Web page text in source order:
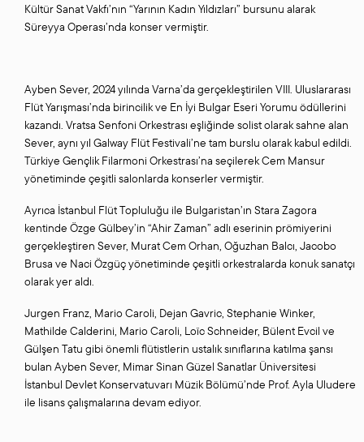
Kültür Sanat Vakfı’nın “Yarının Kadın Yıldızları” bursunu alarak
Süreyya Operası’nda konser vermiştir.
Ayben Sever, 2024 yılında Varna’da gerçekleştirilen VIII. Uluslararası
Flüt Yarışması’nda birincilik ve En İyi Bulgar Eseri Yorumu ödüllerini
kazandı. Vratsa Senfoni Orkestrası eşliğinde solist olarak sahne alan
Sever, aynı yıl Galway Flüt Festivali’ne tam burslu olarak kabul edildi.
Türkiye Gençlik Filarmoni Orkestrası’na seçilerek Cem Mansur
yönetiminde çeşitli salonlarda konserler vermiştir.
Ayrıca İstanbul Flüt Topluluğu ile Bulgaristan’ın Stara Zagora
kentinde Özge Gülbey’in “Ahir Zaman” adlı eserinin prömiyerini
gerçekleştiren Sever, Murat Cem Orhan, Oğuzhan Balcı, Jacobo
Brusa ve Naci Özgüç yönetiminde çeşitli orkestralarda konuk sanatçı
olarak yer aldı.
Jurgen Franz, Mario Caroli, Dejan Gavric, Stephanie Winker,
Mathilde Calderini, Mario Caroli, Loïc Schneider, Bülent Evcil ve
Gülşen Tatu gibi önemli flütistlerin ustalık sınıflarına katılma şansı
bulan Ayben Sever, Mimar Sinan Güzel Sanatlar Üniversitesi
İstanbul Devlet Konservatuvarı Müzik Bölümü’nde Prof. Ayla Uludere
ile lisans çalışmalarına devam ediyor.